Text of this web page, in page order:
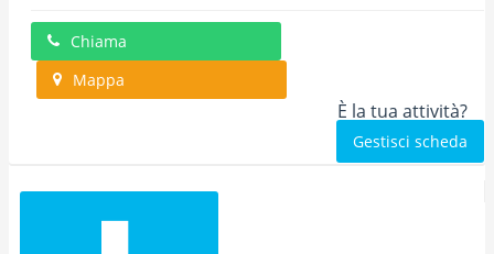
Chiama
Mappa
È la tua attività?
Gestisci scheda